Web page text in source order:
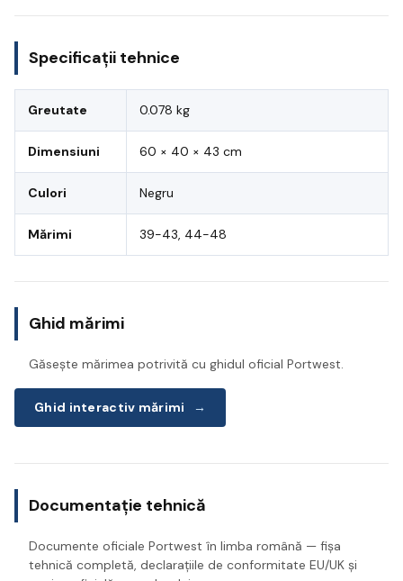
Specificații tehnice
Greutate 0.078 kg
Dimensiuni 60 × 40 × 43 cm
Culori Negru
Mărimi 39-43, 44-48
Ghid mărimi
Găsește mărimea potrivită cu ghidul oficial Portwest.
Ghid interactiv mărimi →
Documentație tehnică
Documente oficiale Portwest în limba română — fișa
tehnică completă, declarațiile de conformitate EU/UK și